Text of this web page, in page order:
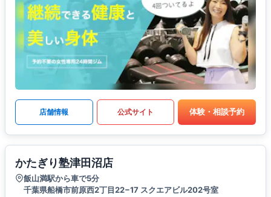
店舗情報 公式サイト 体験・相談予約
かたぎり塾津田沼店
飯山満駅から車で5分
千葉県船橋市前原西2丁目22−17 スクエアビル202号室